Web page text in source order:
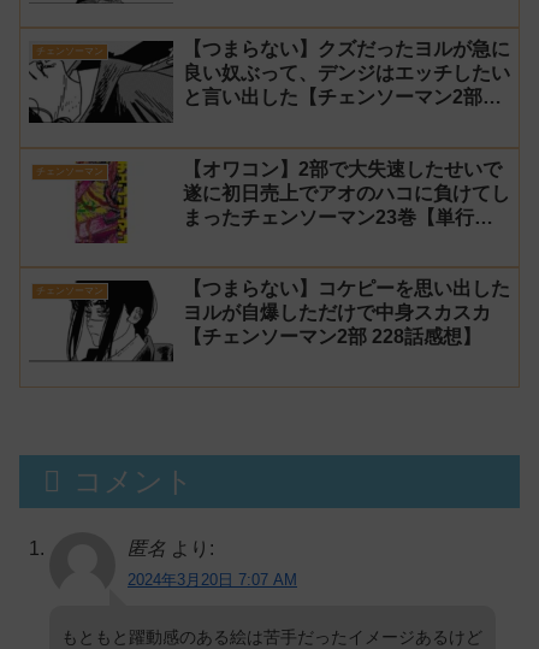
チェンソーマン
【つまらない】クズだったヨルが急に
良い奴ぶって、デンジはエッチしたい
と言い出した【チェンソーマン2部
チェンソーマン
【オワコン】2部で大失速したせいで
遂に初日売上でアオのハコに負けてし
まったチェンソーマン23巻【単行
チェンソーマン
【つまらない】コケピーを思い出した
ヨルが自爆しただけで中身スカスカ
【チェンソーマン2部 228話感想】
コメント
匿名 より:
2024年3月20日 7:07 AM
もともと躍動感のある絵は苦手だったイメージあるけど